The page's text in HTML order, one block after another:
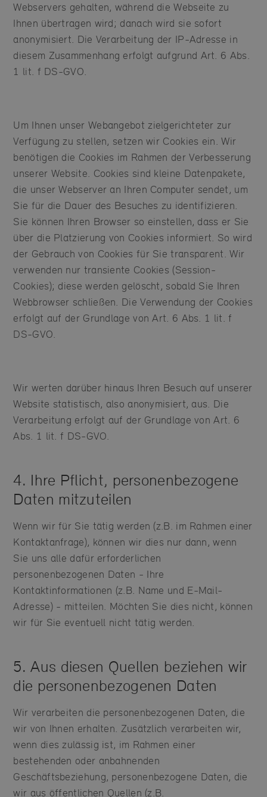
Webservers gehalten, während die Webseite zu
Ihnen übertragen wird; danach wird sie sofort
anonymisiert. Die Verarbeitung der IP-Adresse in
diesem Zusammenhang erfolgt aufgrund Art. 6 Abs.
1 lit. f DS-GVO.
Um Ihnen unser Webangebot zielgerichteter zur
Verfügung zu stellen, setzen wir Cookies ein. Wir
benötigen die Cookies im Rahmen der Verbesserung
unserer Website. Cookies sind kleine Datenpakete,
die unser Webserver an Ihren Computer sendet, um
Sie für die Dauer des Besuches zu identifizieren.
Sie können Ihren Browser so einstellen, dass er Sie
über die Platzierung von Cookies informiert. So wird
der Gebrauch von Cookies für Sie transparent. Wir
verwenden nur transiente Cookies (Session-
Cookies); diese werden gelöscht, sobald Sie Ihren
Webbrowser schließen. Die Verwendung der Cookies
erfolgt auf der Grundlage von Art. 6 Abs. 1 lit. f
DS-GVO.
Wir werten darüber hinaus Ihren Besuch auf unserer
Website statistisch, also anonymisiert, aus. Die
Verarbeitung erfolgt auf der Grundlage von Art. 6
Abs. 1 lit. f DS-GVO.
4. Ihre Pflicht, personenbezogene
Daten mitzuteilen
Wenn wir für Sie tätig werden (z.B. im Rahmen einer
Kontaktanfrage), können wir dies nur dann, wenn
Sie uns alle dafür erforderlichen
personenbezogenen Daten - Ihre
Kontaktinformationen (z.B. Name und E-Mail-
Adresse) - mitteilen. Möchten Sie dies nicht, können
wir für Sie eventuell nicht tätig werden.
5. Aus diesen Quellen beziehen wir
die personenbezogenen Daten
Wir verarbeiten die personenbezogenen Daten, die
wir von Ihnen erhalten. Zusätzlich verarbeiten wir,
wenn dies zulässig ist, im Rahmen einer
bestehenden oder anbahnenden
Geschäftsbeziehung, personenbezogene Daten, die
wir aus öffentlichen Quellen (z.B.